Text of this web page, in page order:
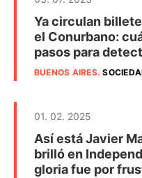
Ya circulan
el Conurbano:
pasos para
BUENOS AIRES.
01. 02. 2025
Así está Javier
brilló en
gloria fue por